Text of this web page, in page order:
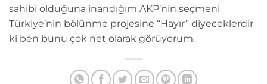
sahibi olduğuna inandığım AKP’nin seçmeni
Türkiye’nin bölünme projesine “Hayır” diyeceklerdir
ki ben bunu çok net olarak görüyorum.